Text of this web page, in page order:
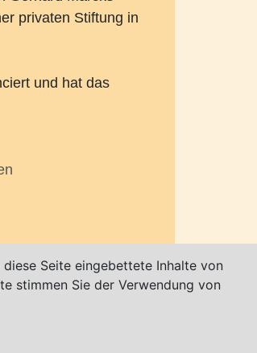
privaten Stiftung in
und hat das
Seite eingebettete Inhalte von
stimmen Sie der Verwendung von